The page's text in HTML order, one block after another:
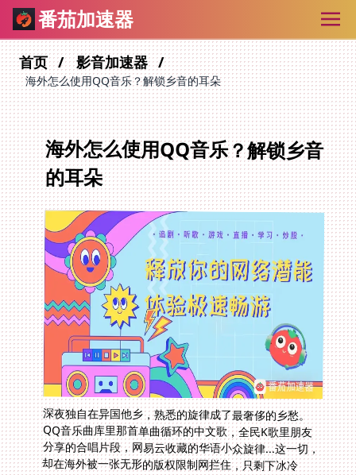
番茄加速器
首页 影音加速器
海外怎么使用QQ音乐？解锁乡音的耳朵
海外怎么使用QQ音乐？解锁乡音
的耳朵
深夜独自在异国他乡，熟悉的旋律成了最奢侈的乡愁。
QQ音乐曲库里那首单曲循环的中文歌，全民K歌里朋友
分享的合唱片段，网易云收藏的华语小众旋律...这一切，
却在海外被一张无形的版权限制网拦住，只剩下冰冷
的"该地区不可用"提示。对于身处海外的留学生、工作者
或是久居异地的华人，这份文化隔离远不止是技术问题
——它是被切断了与故土声音最直接的情感链接。版权限
制筑起了无形高墙，唯有绕过地域限制的回国加速器，才